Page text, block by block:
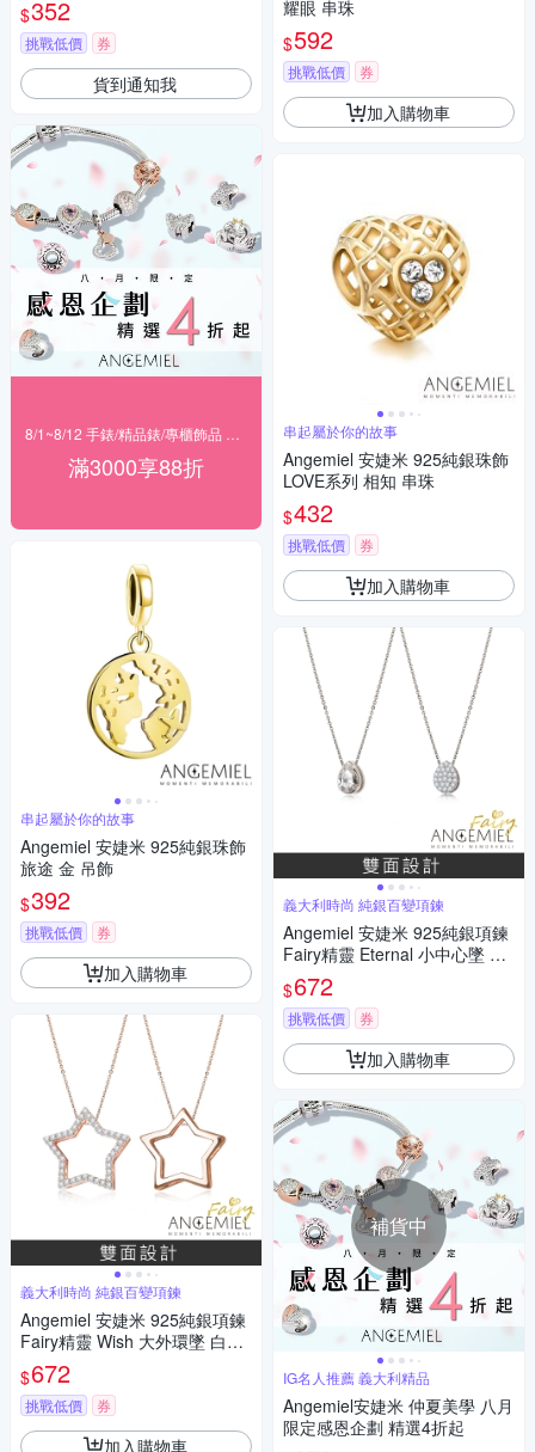
$352
挑戰低價 券
貨到通知我
滿3000享88折
串起屬於你的故事
Angemiel 安婕米 925純銀珠飾
旅途 金 吊飾
$392
挑戰低價 券
加入購物車
義大利時尚 純銀百變項鍊
Angemiel 安婕米 925純銀項鍊
Fairy精靈 Wish 大外環墜 白鑽.
玫瑰金
$672
挑戰低價 券
加入購物車
耀眼 串珠
$592
挑戰低價 券
加入購物車
串起屬於你的故事
Angemiel 安婕米 925純銀珠飾
LOVE系列 相知 串珠
$432
挑戰低價 券
加入購物車
義大利時尚 純銀百變項鍊
Angemiel 安婕米 925純銀項鍊
Fairy精靈 Eternal 小中心墜 白
鑽滿鑽
$672
挑戰低價 券
加入購物車
補貨中
IG名人推薦 義大利精品
Angemiel安婕米 仲夏美學 八月
限定感恩企劃 精選4折起